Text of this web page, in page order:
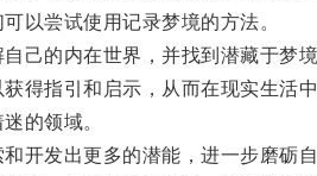
尝试使用记录梦境的方法。
的内在世界，并找到潜藏于梦境
指引和启示，从而在现实生活中
的领域。
发出更多的潜能，进一步磨砺自